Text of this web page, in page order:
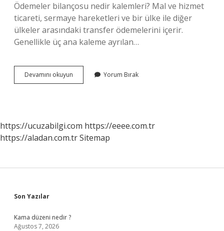
Ödemeler bilançosu nedir kalemleri? Mal ve hizmet
ticareti, sermaye hareketleri ve bir ülke ile diğer
ülkeler arasındaki transfer ödemelerini içerir.
Genellikle üç ana kaleme ayrılan…
Devamını okuyun Ödemeler
Dengesi
Oluşur
Yorum Bırak
https://ucuzabilgi.com https://eeee.com.tr
https://aladan.com.trSitemap
Sidebar
Son Yazılar
Kama düzeni nedir ?
Ağustos 7, 2026